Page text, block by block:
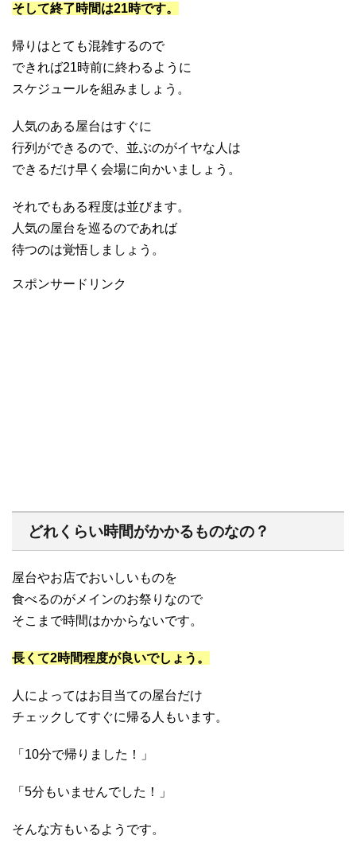
そして終了時間は21時です。
帰りはとても混雑するので
できれば21時前に終わるように
スケジュールを組みましょう。
人気のある屋台はすぐに
行列ができるので、並ぶのがイヤな人は
できるだけ早く会場に向かいましょう。
それでもある程度は並びます。
人気の屋台を巡るのであれば
待つのは覚悟しましょう。
スポンサードリンク
どれくらい時間がかかるものなの？
屋台やお店でおいしいものを
食べるのがメインのお祭りなので
そこまで時間はかからないです。
長くて2時間程度が良いでしょう。
人によってはお目当ての屋台だけ
チェックしてすぐに帰る人もいます。
「10分で帰りました！」
「5分もいませんでした！」
そんな方もいるようです。